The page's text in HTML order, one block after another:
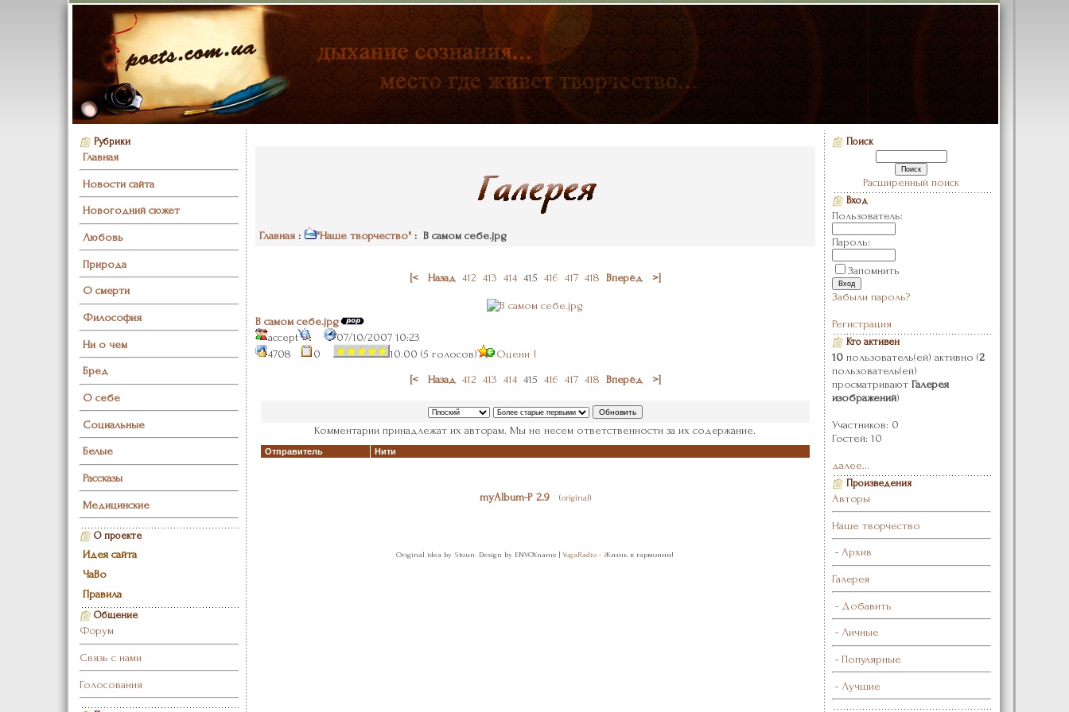
Рубрики
Главная
Новости сайта
Новогодний сюжет
Любовь
Природа
О смерти
Философия
Ни о чем
Бред
О себе
Социальные
Белые
Рассказы
Медицинские
О проекте
Идея сайта
ЧаВо
Правила
Общение
Форум
Связь с нами
Голосования
Главная: "Наше творчество": В самом себе.jpg
[< Назад 412 413 414415 416 417 418 Вперёд >]
В самом себе.jpg
accept
07/10/2007 10:23
4708
0 10.00 (5 голосов)
Оцени !
[<
Назад 412 413 414415 416 417 418 Вперёд >]
Комментарии принадлежат их авторам. Мы не несем ответственности за их содержание.
Отправитель Нити
myAlbum-P 2.9 (original)
Original idea by Stoun. Design by ENVOY.name | YogaRadio - Жизнь в гармонии!
Поиск
Расширенный поиск
Вход
Пользователь:
Пароль:
Запомнить
Забыли пароль?
Регистрация
Кто активен
10пользователь(ей) активно (2
пользователь(ей)
просматривают Галерея
изображений)
Участников: 0
Гостей: 10
далее...
Произведения
Авторы
Наше творчество
- Архив
Галерея
- Добавить
- Личные
- Популярные
- Лучшие